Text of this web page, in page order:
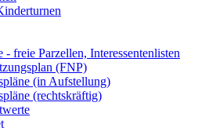
- freie Parzellen, Interessentenlisten
(FNP)
(in Aufstellung)
(rechtskräftig)